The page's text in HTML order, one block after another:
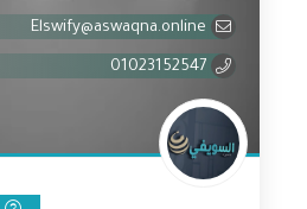
0
من
5
Elswify@aswaqna.online